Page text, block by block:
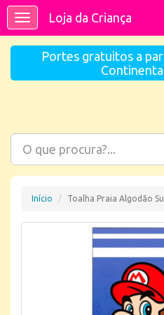
ToggleLoja da Criança
Portes gratuitos a
Início Toalha Praia Algodão